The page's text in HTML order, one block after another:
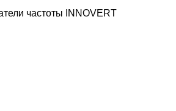
частоты INNOVERT